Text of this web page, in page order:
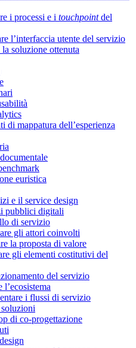
i processi e i touchpointdel
l’interfaccia utente del servizio
soluzione ottenuta
di mappatura dell’esperienza
euristica
e il service design
pubblici digitali
di servizio
gli attori coinvolti
la proposta di valore
gli elementi costitutivi del
del servizio
l’ecosistema
i flussi di servizio
di co-progettazione